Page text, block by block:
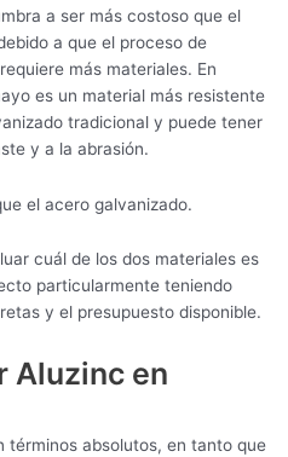
a ser más costoso que el
a que el proceso de
más materiales. En
es un material más resistente
tradicional y puede tener
y a la abrasión.
el acero galvanizado.
cuál de los dos materiales es
particularmente teniendo
y el presupuesto disponible.
Aluzinc en
términos absolutos, en tanto que